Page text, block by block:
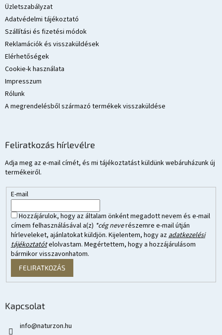
Üzletszabályzat
Adatvédelmi tájékoztató
Szállítási és fizetési módok
Reklamációk és visszaküldések
Elérhetőségek
Cookie-k használata
Impresszum
Rólunk
A megrendelésből származó termékek visszaküldése
Feliratkozás hírlevélre
Adja meg az e-mail címét, és mi tájékoztatást küldünk webáruházunk új
termékeiről.
E-mail
Hozzájárulok, hogy az általam önként megadott nevem és e-mail
címem felhasználásával a(z) *cég neverészemre e-mail útján
hírleveleket, ajánlatokat küldjön. Kijelentem, hogy az adatkezelési
tájékoztatótelolvastam. Megértettem, hogy a hozzájárulásom
bármikor visszavonhatom.
FELIRATKOZÁS
Kapcsolat
info@naturzon.hu